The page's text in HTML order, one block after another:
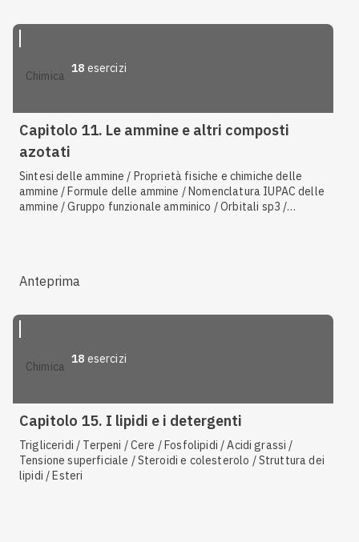
chimica
18 esercizi
Capitolo 11. Le ammine e altri composti
azotati
Sintesi delle ammine / Proprietà fisiche e chimiche delle
ammine / Formule delle ammine / Nomenclatura IUPAC delle
ammine / Gruppo funzionale amminico / Orbitali sp3 /
Anteprima
chimica
18 esercizi
Capitolo 15. I lipidi e i detergenti
Trigliceridi / Terpeni / Cere / Fosfolipidi / Acidi grassi /
Tensione superficiale / Steroidi e colesterolo / Struttura dei
lipidi / Esteri